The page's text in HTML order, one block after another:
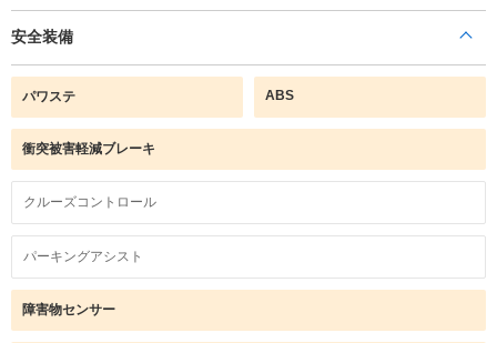
安全装備
パワステ ABS
衝突被害軽減ブレーキ
クルーズコントロール
パーキングアシスト
障害物センサー